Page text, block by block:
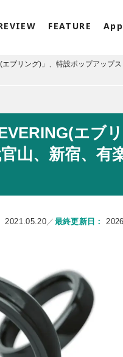
FEATURE
ブリング)」、特設ポップアップ
エブ
山、新宿、有
2021.05.20／ 最終更新日：